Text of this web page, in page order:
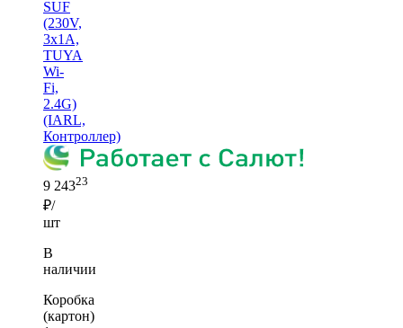
SUF
(230V,
3x1A,
TUYA
Wi-
Fi,
2.4G)
(IARL,
Контроллер)
9 24323
₽/
шт
В
наличии
Коробка
(картон)